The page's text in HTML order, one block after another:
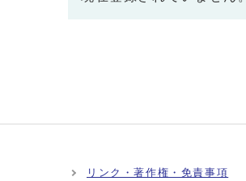
リンク・著作権・免責事項